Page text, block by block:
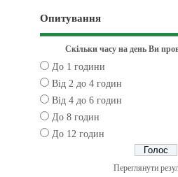
Опитування
Скільки часу на день Ви
До 1 години
Від 2 до 4 годин
Від 4 до 6 годин
До 8 годин
До 12 годин
Переглянути